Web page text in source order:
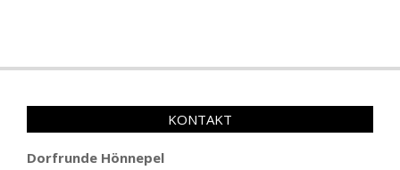
KONTAKT
Dorfrunde Hönnepel